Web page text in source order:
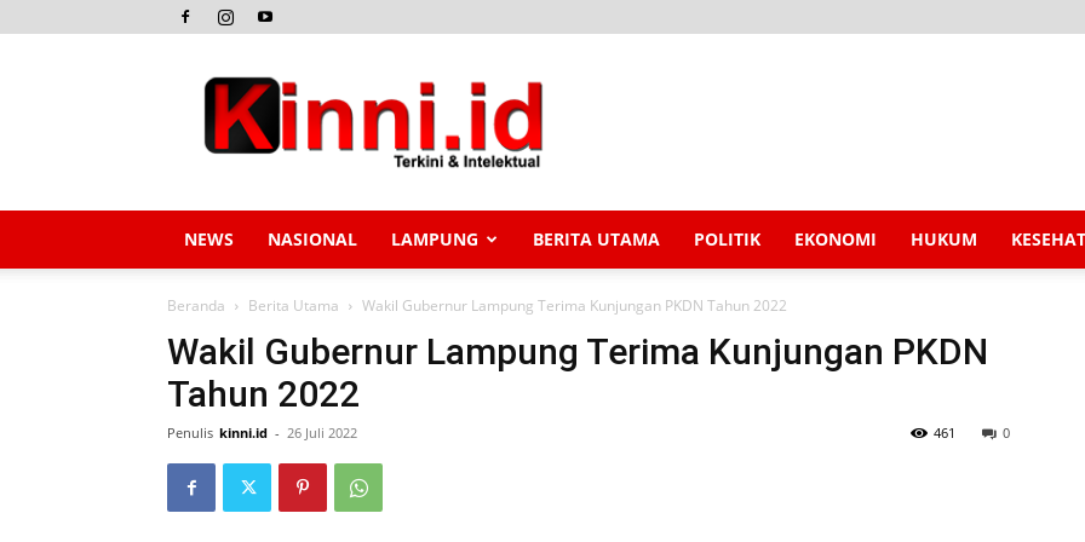
Kinni.id
NEWS NASIONAL LAMPUNG BERITA UTAMA POLITIK EKONOMI HUKUM
Beranda Berita Utama Wakil Gubernur Lampung Terima Kunjungan PKDN Tahun 2022
Wakil Gubernur Lampung Terima Kunjungan PKDN
Tahun 2022
Penulis kinni.id - 26 Juli 2022 0
461